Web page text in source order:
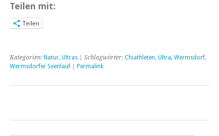
Teilen mit:
Teilen
Kategorien: Natur, Ultras | Schlagwörter: Chiathleten, Ultra, Wermsdorf,
Wermsdorfer Seenlauf
Permalink